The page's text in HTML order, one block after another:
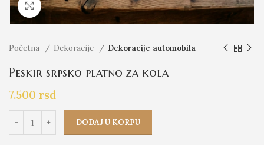
Click to enlarge
Početna Dekoracije Dekoracije automobila
Peskir srpsko platno za kola
7.500 rsd
DODAJ U KORPU